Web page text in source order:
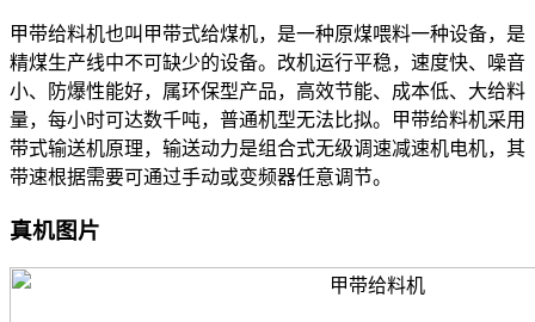
甲带给料机也叫甲带式给煤机，是一种原煤喂料一种设备，是
精煤生产线中不可缺少的设备。改机运行平稳，速度快、噪音
小、防爆性能好，属环保型产品，高效节能、成本低、大给料
量，每小时可达数千吨，普通机型无法比拟。甲带给料机采用
带式输送机原理，输送动力是组合式无级调速减速机电机，其
带速根据需要可通过手动或变频器任意调节。
真机图片